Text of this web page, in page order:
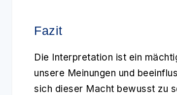
Fazit
Die Interpretation ist ein
unsere Meinungen und
sich dieser Macht bewusst zu